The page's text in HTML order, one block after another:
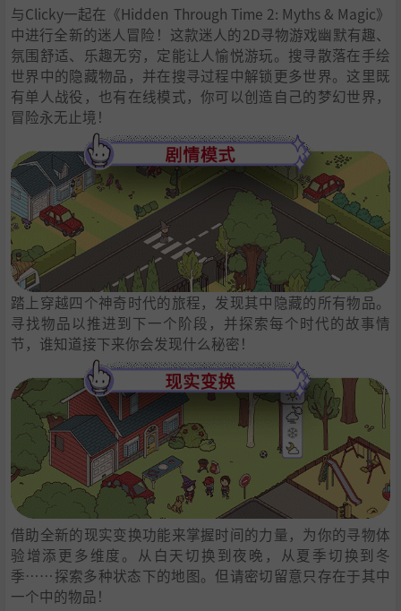
与Clicky一起在《Hidden Through Time 2: Myths & Magic》
中进行全新的迷人冒险！这款迷人的2D寻物游戏幽默有趣、
氛围舒适、乐趣无穷，定能让人愉悦游玩。搜寻散落在手绘
世界中的隐藏物品，并在搜寻过程中解锁更多世界。这里既
有单人战役，也有在线模式，你可以创造自己的梦幻世界，
冒险永无止境！
踏上穿越四个神奇时代的旅程，发现其中隐藏的所有物品。
寻找物品以推进到下一个阶段，并探索每个时代的故事情
节，谁知道接下来你会发现什么秘密！
借助全新的现实变换功能来掌握时间的力量，为你的寻物体
验增添更多维度。从白天切换到夜晚，从夏季切换到冬
季……探索多种状态下的地图。但请密切留意只存在于其中
一个中的物品！